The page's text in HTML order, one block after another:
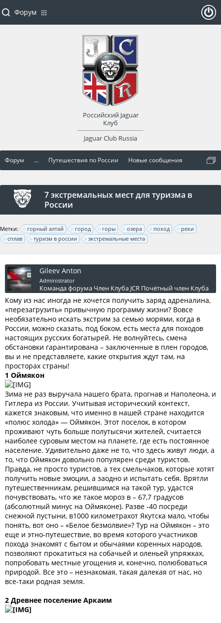
Форум ... Путешествия по России Новые сообщения
7 экстремальных мест для туризма в
России
Метки: горный алтай город горы озера поход
реки
сплав
туризм в россии экстремальные места
Gileev Anton
Administrator
Команда форума Член Клуба JCR Почётный член Клуба
Кому из нас иногда не хочется получить заряд адреналина,
«перезагрузить» привычную программу жизни? Вовсе
необязательно искать экстрим за семью морями, когда в
России, можно сказать, под боком, есть места для походов
настоящих русских богатырей. Не волнуйтесь, смена
обстановки гарантирована – заключенные в плен городов,
вы и не представляете, какие открытия ждут там, на
просторах страны!
1 Оймякон
Зима не раз выручала нашего брата, прогнав и Наполеона, и
Гитлера из России. Учитывая исторический контекст,
кажется знаковым, что именно в нашей стране находится
«полюс холода» — Оймякон. Этот поселок, в котором
проживают чуть больше полутысячи жителей, считается
наиболее суровым местом на планете, где есть постоянное
население. Удивительно даже не то, что здесь живут люди, а
то, что Оймякон довольно популярен среди туристов.
Правда, не просто туристов, а тех смельчаков, которые хотят
получить новые эмоции, а заодно и испытать себя. Врятли
путешественникам, решившимся на такой тур, удастся
почувствовать, что же такое мороз в – 67,7 градусов
(абсолютный минус на Оймяконе). Разве -40 посреди
снежной пустыни, в1000 километрахот Якутска мало, чтобы
понять, вот оно – «Белое безмолвие»? Тур на Оймякон – это
еще и этно-путешествие, во время которого участников
похода знакомят с бытом и обычаями коренных народов,
позволяют прокатиться на собачьей и оленьей упряжках,
попробовать местные угощения и, конечно, полюбоваться
природой. Все это – незнакомая, такая далекая от нас, но
все-таки родная земля.
2 Древнее поселение Аркаим
Форум
Российский Jaguar
Клуб
Jaguar Club Russia
оват